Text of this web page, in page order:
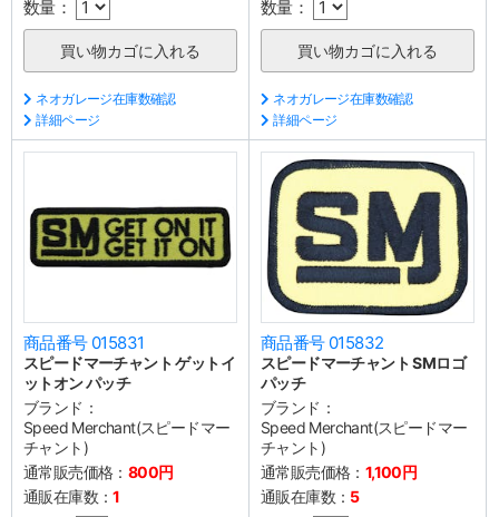
数量：
ネオガレージ在庫数確認
詳細ページ
数量：
ネオガレージ在庫数確認
詳細ページ
商品番号 015831
スピードマーチャント ゲットイ
ットオン パッチ
ブランド：
Speed Merchant(スピードマー
チャント)
通常販売価格： 800円
通販在庫数：1
商品番号 015832
スピードマーチャント SMロゴ
パッチ
ブランド：
Speed Merchant(スピードマー
チャント)
通常販売価格： 1,100円
通販在庫数： 5